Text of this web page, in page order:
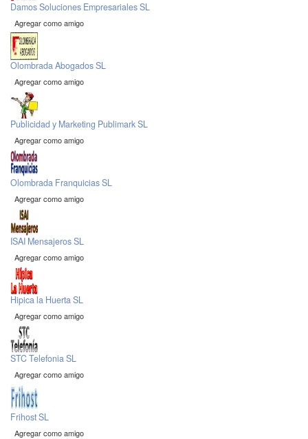
Damos Soluciones Empresariales SL
Agregar como amigo
Olombrada Abogados SL
Agregar como amigo
Publicidad y Marketing Publimark SL
Agregar como amigo
Olombrada Franquicias SL
Agregar como amigo
ISAI Mensajeros SL
Agregar como amigo
Hipica la Huerta SL
Agregar como amigo
STC Telefonia SL
Agregar como amigo
Frihost SL
Agregar como amigo